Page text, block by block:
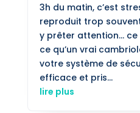
3h du matin, c’est
reproduit trop
y prêter attention…
ce qu’un vrai
votre système de
efficace et pris...
lire plus